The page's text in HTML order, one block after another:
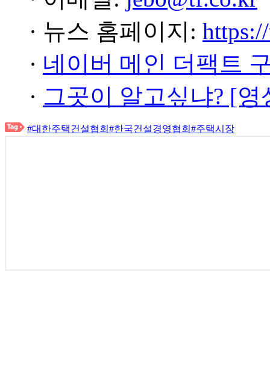
· 뉴스 홈페이지:
· 네이버 메인 더팩트
· 그곳이 알고싶냐? [
#대한주택건설협회 #한국건설경영협회 #주택시장